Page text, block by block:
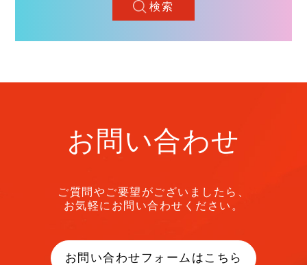
検索
お問い合わせ
ご質問やご要望がございましたら、
お気軽にお問い合わせください。
お問い合わせフォームはこちら